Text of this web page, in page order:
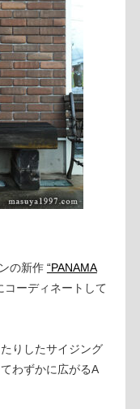
の新作 “PANAMA
ーディネートして
りしたサイジング
わずかに広がるA